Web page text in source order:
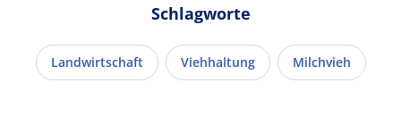
Schlagworte
Landwirtschaft Viehhaltung Milchvieh